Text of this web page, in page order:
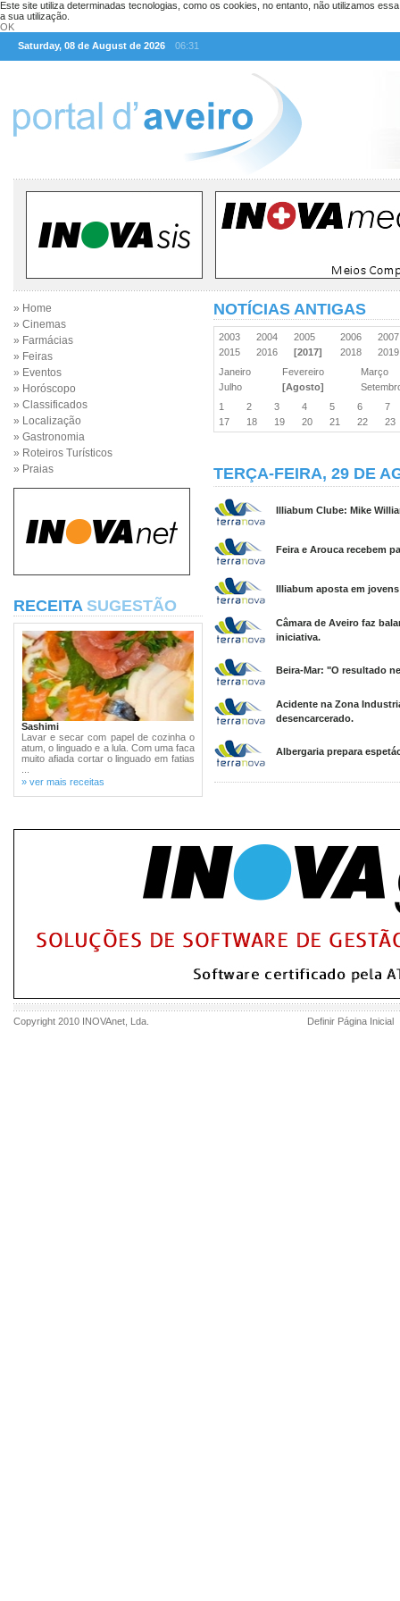
Este site utiliza determinadas tecnologias, como os cookies, no entanto, não utilizamos
a sua utilização.
OK
Saturday, 08 de August de 2026
06:31
» Home
» Cinemas
» Farmácias
» Feiras
» Eventos
» Horóscopo
» Classificados
» Localização
» Gastronomia
» Roteiros Turísticos
» Praias
RECEITA SUGESTÃO
Sashimi
Lavar e secar com papel de cozinha o
atum, o linguado e a lula. Com uma faca
muito afiada cortar o linguado em fatias
» ver mais receitas
NOTÍCIAS ANTIGAS
2003 2004 2005 2006
2015
2016 [2017] 2018
Janeiro
Fevereiro
Março
Julho
[Agosto]
1
2 3 4 5 6
7
17
18 19 20 21 22 23
TERÇA-FEIRA, 29 DE
Illiabum Clube: Mike
Feira e Arouca recebem
Illiabum aposta em
Câmara de Aveiro faz
iniciativa.
Beira-Mar: "O resultado
Acidente na Zona
desencarcerado.
Albergaria prepara
Copyright 2010 INOVAnet , Lda. Definir Página Inicial